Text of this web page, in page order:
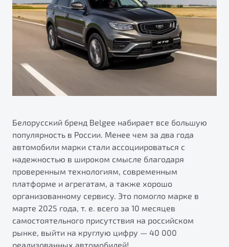
Яркий кроссовер
от 2 219 990 ₽*
Обзор
Элегантный и практичный седан
от 1 699 990 ₽*
Автокредит
Страхование
Расчет КАСКО
Узнайте о специальных выгодах при покупке
автомобиля Belgee
ПОДДЕРЖКА
Гарантия Belgee
Belgee Линк
Belgee Клуб
Belgee Плюс
Клиентская поддержка
Помощь на дорогах
О дилерском центре
Правовая информация
Белорусский бренд Belgee набирает все большую
популярность в России. Менее чем за два года
автомобили марки стали ассоциироваться с
надежностью в широком смысле благодаря
проверенным технологиям, современным
платформе и агрегатам, а также хорошо
организованному сервису. Это помогло марке в
марте 2025 года, т. е. всего за 10 месяцев
самостоятельного присутствия на российском
рынке, выйти на круглую цифру — 40 000
реализованных автомобилей!